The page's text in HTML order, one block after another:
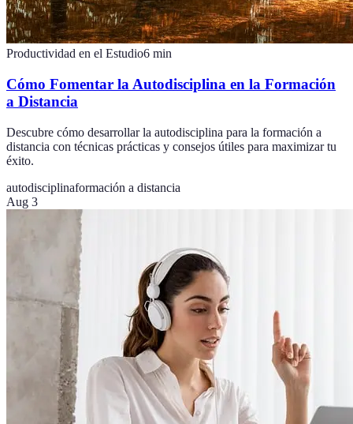
Productividad en el Estudio6 min
Cómo Fomentar la Autodisciplina en la Formación
a Distancia
Descubre cómo desarrollar la autodisciplina para la formación a
distancia con técnicas prácticas y consejos útiles para maximizar tu
éxito.
autodisciplinaformación a distancia
Aug 3